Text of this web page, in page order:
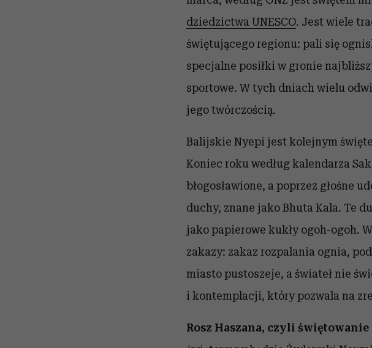
dziedzictwa UNESCO. Jest wiele
świętującego regionu: pali się
specjalne posiłki w gronie
sportowe. W tych dniach wielu
jego twórczością.
Balijskie Nyepi jest kolejnym
Koniec roku według kalendarza
błogosławione, a poprzez głośne
duchy, znane jako Bhuta Kala. Te
jako papierowe kukły ogoh-ogoh.
zakazy: zakaz rozpalania ognia,
miasto pustoszeje, a świateł nie
i kontemplacji, który pozwala na
Rosz Haszana, czyli